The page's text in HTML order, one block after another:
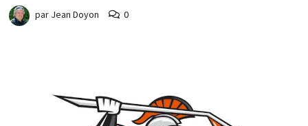
par Jean Doyon 0